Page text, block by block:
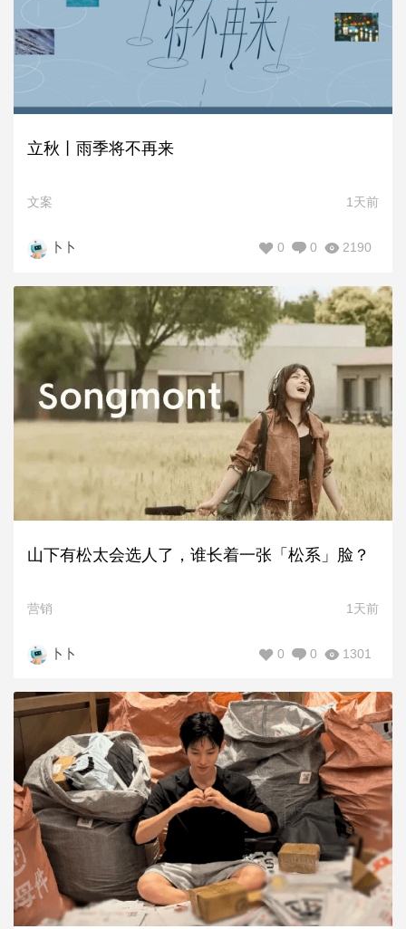
立秋丨雨季将不再来
文案 1天前
卜卜 2190
0
0
山下有松太会选人了，谁长着一张「松系」脸？
营销 1天前
卜卜 1301
0
0